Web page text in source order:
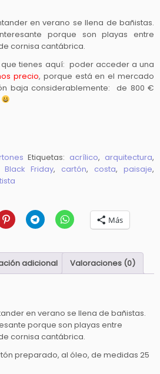
en verano se llena de bañistas.
porque son playas entre
cornisa cantábrica.
tienes aquí: poder acceder a una
precio, porque está en el mercado
baja considerablemente: de 800 €
Etiquetas: acrílico, arquitectura,
Black Friday, cartón, costa, paisaje,
Más
adicional Valoraciones (0)
en verano se llena de bañistas.
porque son playas entre
cornisa cantábrica.
preparado, al óleo, de medidas 25